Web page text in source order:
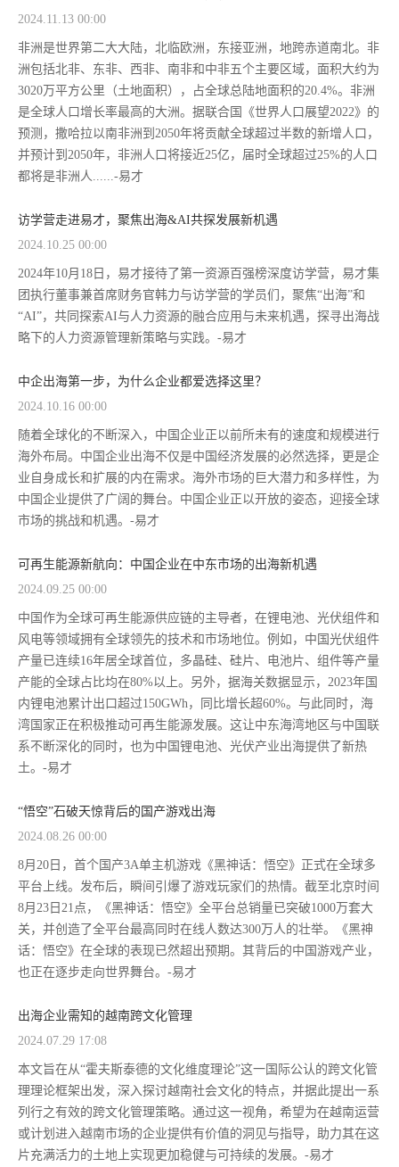
2024.11.13 00:00
非洲是世界第二大大陆，北临欧洲，东接亚洲，地跨赤道南北。非
洲包括北非、东非、西非、南非和中非五个主要区域，面积大约为
3020万平方公里（土地面积），占全球总陆地面积的20.4%。非洲
是全球人口增长率最高的大洲。据联合国《世界人口展望2022》的
预测，撒哈拉以南非洲到2050年将贡献全球超过半数的新增人口，
并预计到2050年，非洲人口将接近25亿，届时全球超过25%的人口
都将是非洲人......-易才
访学营走进易才，聚焦出海&AI共探发展新机遇
2024.10.25 00:00
2024年10月18日，易才接待了第一资源百强榜深度访学营，易才集
团执行董事兼首席财务官韩力与访学营的学员们，聚焦“出海”和
“AI”，共同探索AI与人力资源的融合应用与未来机遇，探寻出海战
略下的人力资源管理新策略与实践。-易才
中企出海第一步，为什么企业都爱选择这里？
2024.10.16 00:00
随着全球化的不断深入，中国企业正以前所未有的速度和规模进行
海外布局。中国企业出海不仅是中国经济发展的必然选择，更是企
业自身成长和扩展的内在需求。海外市场的巨大潜力和多样性，为
中国企业提供了广阔的舞台。中国企业正以开放的姿态，迎接全球
市场的挑战和机遇。-易才
可再生能源新航向：中国企业在中东市场的出海新机遇
2024.09.25 00:00
中国作为全球可再生能源供应链的主导者，在锂电池、光伏组件和
风电等领域拥有全球领先的技术和市场地位。例如，中国光伏组件
产量已连续16年居全球首位，多晶硅、硅片、电池片、组件等产量
产能的全球占比均在80%以上。另外，据海关数据显示，2023年国
内锂电池累计出口超过150GWh，同比增长超60%。与此同时，海
湾国家正在积极推动可再生能源发展。这让中东海湾地区与中国联
系不断深化的同时，也为中国锂电池、光伏产业出海提供了新热
土。-易才
“悟空”石破天惊背后的国产游戏出海
2024.08.26 00:00
8月20日，首个国产3A单主机游戏《黑神话：悟空》正式在全球多
平台上线。发布后，瞬间引爆了游戏玩家们的热情。截至北京时间
8月23日21点，《黑神话：悟空》全平台总销量已突破1000万套大
关，并创造了全平台最高同时在线人数达300万人的壮举。《黑神
话：悟空》在全球的表现已然超出预期。其背后的中国游戏产业，
也正在逐步走向世界舞台。-易才
出海企业需知的越南跨文化管理
2024.07.29 17:08
本文旨在从“霍夫斯泰德的文化维度理论”这一国际公认的跨文化管
理理论框架出发，深入探讨越南社会文化的特点，并据此提出一系
列行之有效的跨文化管理策略。通过这一视角，希望为在越南运营
或计划进入越南市场的企业提供有价值的洞见与指导，助力其在这
片充满活力的土地上实现更加稳健与可持续的发展。-易才